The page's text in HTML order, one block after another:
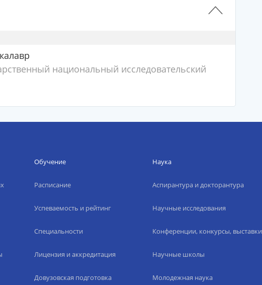
национальный исследовательский
Обучение
Расписание
Успеваемость и рейтинг
Специальности
Лицензия и аккредитация
Довузовская подготовка
Наука
Аспирантура и докторантура
Научные исследования
Конференции, конкурсы, выставки
Научные школы
Молодежная наука